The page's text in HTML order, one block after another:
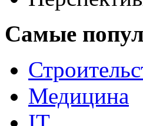
Самые
Медицина